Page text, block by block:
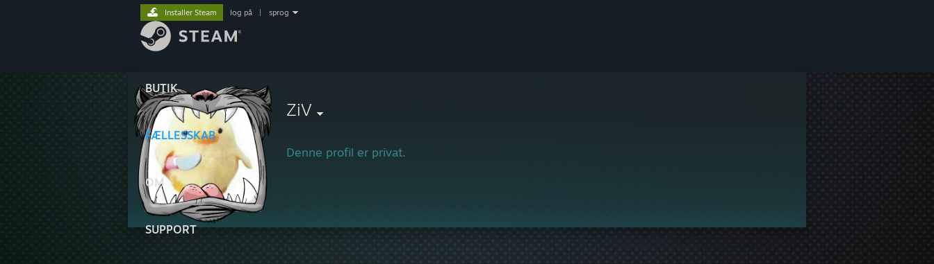
BUTIK
FÆLLESSKAB
OM
SUPPORT
Installer Steam log på sprog
ZiV
Denne profil er privat.